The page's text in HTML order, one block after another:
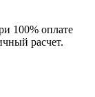
100% оплате
расчет.